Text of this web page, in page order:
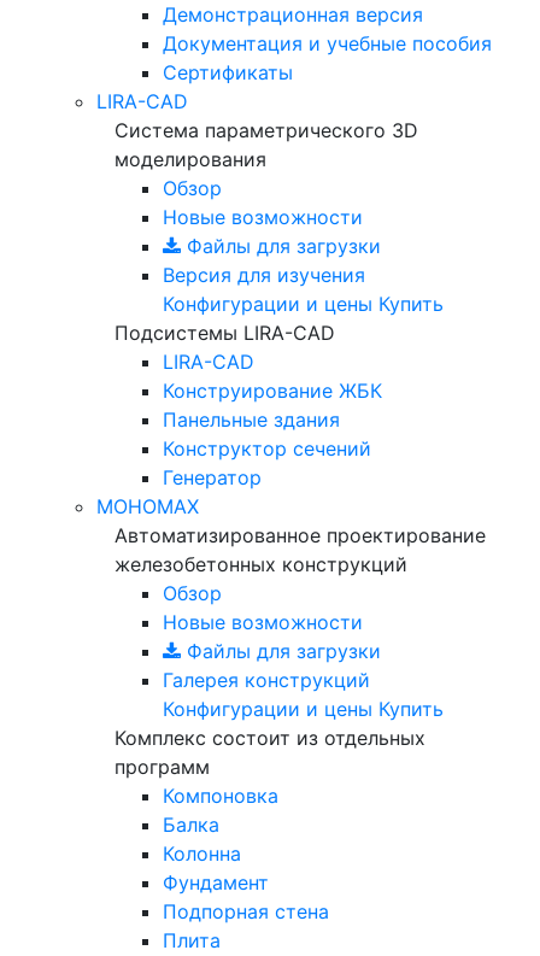
Демонстрационная версия
Документация и учебные пособия
Сертификаты
LIRA-CAD
Система параметрического 3D
моделирования
Обзор
Новые возможности
Файлы для загрузки
Версия для изучения
Конфигурации и цены Купить
Подсистемы LIRA-CAD
LIRA-CAD
Конструирование ЖБК
Панельные здания
Конструктор сечений
Генератор
МОНОМАХ
Автоматизированное проектирование
железобетонных конструкций
Обзор
Новые возможности
Файлы для загрузки
Галерея конструкций
Конфигурации и цены Купить
Комплекс состоит из отдельных
программ
Компоновка
Балка
Колонна
Фундамент
Подпорная стена
Плита